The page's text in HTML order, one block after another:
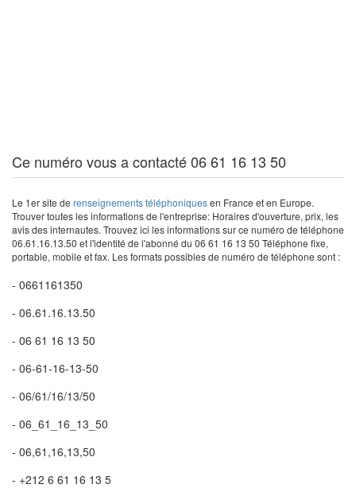
Ce numéro vous a contacté 06 61 16 13 50
Le 1er site de renseignements téléphoniquesen France et en Europe.
Trouver toutes les informations de l'entreprise: Horaires d'ouverture, prix, les
avis des internautes. Trouvez ici les informations sur ce numéro de téléphone
06.61.16.13.50 et l'identité de l'abonné du 06 61 16 13 50 Téléphone fixe,
portable, mobile et fax. Les formats possibles de numéro de téléphone sont :
- 0661161350
- 06.61.16.13.50
- 06 61 16 13 50
- 06-61-16-13-50
- 06/61/16/13/50
- 06_61_16_13_50
- 06,61,16,13,50
- +212 6 61 16 13 5